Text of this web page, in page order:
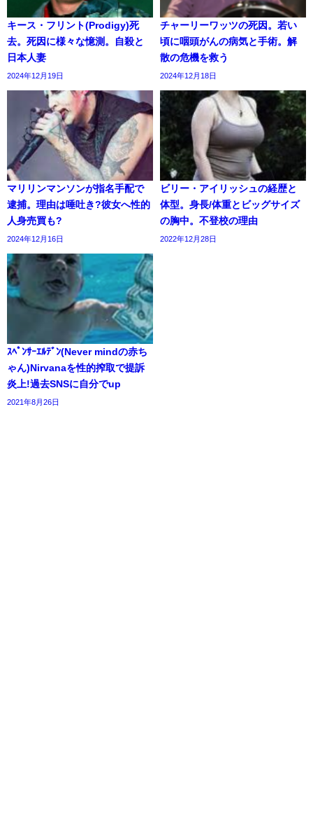
キース・フリント(Prodigy)死
去。死因に様々な憶測。自殺と
日本人妻
2024年12月19日
チャーリーワッツの死因。若い
頃に咽頭がんの病気と手術。解
散の危機を救う
2024年12月18日
マリリンマンソンが指名手配で
逮捕。理由は唾吐き?彼女へ性的
人身売買も?
2024年12月16日
ビリー・アイリッシュの経歴と
体型。身長/体重とビッグサイズ
の胸中。不登校の理由
2022年12月28日
ｽﾍﾟﾝｻｰｴﾙﾃﾞﾝ(Never mindの赤ち
ゃん)Nirvanaを性的搾取で提訴
炎上!過去SNSに自分でup
2021年8月26日